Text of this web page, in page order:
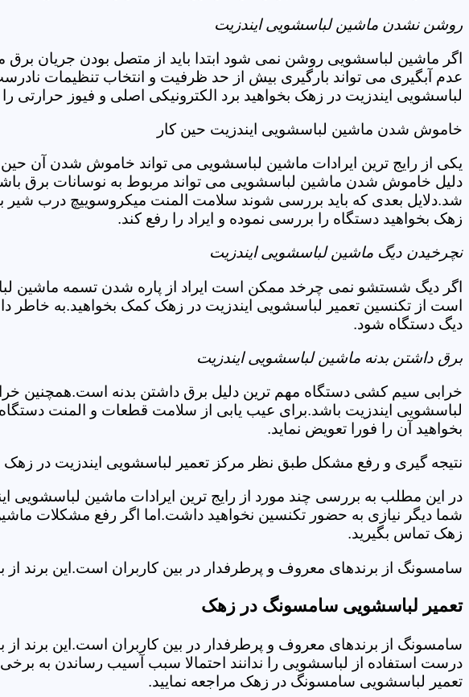
روشن نشدن ماشین لباسشویی ایندزیت
اگر ماشین لباسشویی روشن نمی شود ابتدا باید از متصل بودن جریان
عدم آبگیری می تواند بارگیری بیش از حد ظرفیت و انتخاب تنظیمات
لباسشویی ایندزیت در زهک بخواهید برد الکترونیکی اصلی و فیوز
خاموش شدن ماشین لباسشویی ایندزیت حین کار
یکی از رایج ترین ایرادات ماشین لباسشویی می تواند خاموش شدن آن
دلیل خاموش شدن ماشین لباسشویی می تواند مربوط به نوسانات برق
شد.دلایل بعدی که باید بررسی شوند سلامت المنت میکروسوییچ درب شیر
زهک بخواهید دستگاه را بررسی نموده و ایراد را رفع کند.
نچرخیدن دیگ ماشین لباسشویی ایندزیت
اگر دیگ شستشو نمی چرخد ممکن است ایراد از پاره شدن تسمه ماشین
است از تکنسین تعمیر لباسشویی ایندزیت در زهک کمک بخواهید.به خاطر
دیگ دستگاه شود.
برق داشتن بدنه ماشین لباسشویی ایندزیت
خرابی سیم کشی دستگاه مهم ترین دلیل برق داشتن بدنه است.همچنین
لباسشویی ایندزیت باشد.برای عیب یابی از سلامت قطعات و المنت
بخواهید آن را فورا تعویض نماید.
نتیجه گیری و رفع مشکل طبق نظر مرکز تعمیر لباسشویی ایندزیت در زهک
در این مطلب به بررسی چند مورد از رایج ترین ایرادات ماشین لباسشویی
شما دیگر نیازی به حضور تکنسین نخواهید داشت.اما اگر رفع مشکلات
زهک تماس بگیرید.
سامسونگ از برندهای معروف و پرطرفدار در بین کاربران است.این برند
تعمیر لباسشویی سامسونگ در زهک
سامسونگ از برندهای معروف و پرطرفدار در بین کاربران است.این برند
درست استفاده از لباسشویی را ندانند احتمالا سبب آسیب رساندن به
تعمیر لباسشویی سامسونگ در زهک مراجعه نمایید.